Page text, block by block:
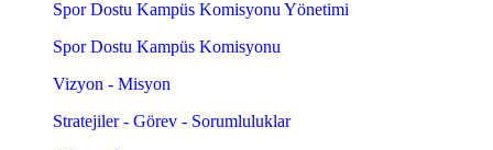
Spor Dostu Kampüs Komisyonu Yönetimi
Spor Dostu Kampüs Komisyonu
Vizyon - Misyon
Stratejiler - Görev - Sorumluluklar